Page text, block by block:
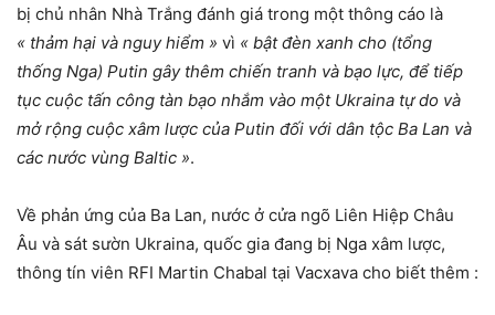
bị chủ nhân Nhà Trắng đánh giá trong một thông cáo là
« thảm hại và nguy hiểm » vì « bật đèn xanh cho (tổng
thống Nga) Putin gây thêm chiến tranh và bạo lực, để tiếp
tục cuộc tấn công tàn bạo nhắm vào một Ukraina tự do và
mở rộng cuộc xâm lược của Putin đối với dân tộc Ba Lan và
các nước vùng Baltic ».
Về phản ứng của Ba Lan, nước ở cửa ngõ Liên Hiệp Châu
Âu và sát sườn Ukraina, quốc gia đang bị Nga xâm lược,
thông tín viên RFI Martin Chabal tại Vacxava cho biết thêm :